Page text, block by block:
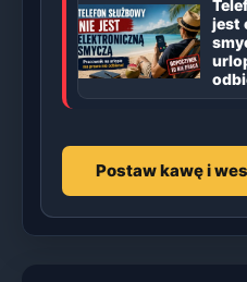
jest
Postaw kawę i